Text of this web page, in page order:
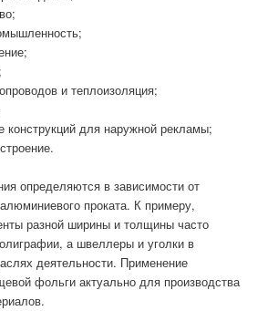
и теплоизоляция;
конструкций для наружной рекламы;
определяются в зависимости от
проката. К примеру,
разной ширины и толщины часто
а швеллеры и уголки в
деятельности. Применение
фольги актуально для производства